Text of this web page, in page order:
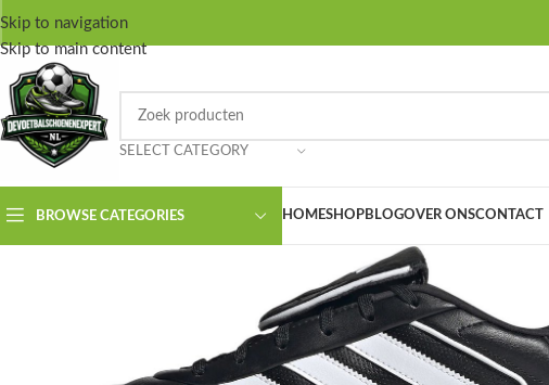
Skip to navigation
Skip to main content
SELECT CATEGORY
BROWSE CATEGORIES HOMESHOPBLOGOVER ONSCONTACT